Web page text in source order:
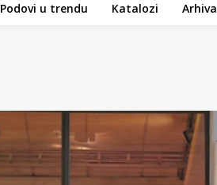
Podovi u trendu Katalozi Arhiva